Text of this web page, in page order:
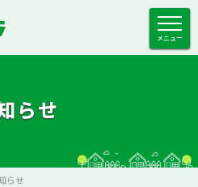
メニュー
らせ
お知らせ